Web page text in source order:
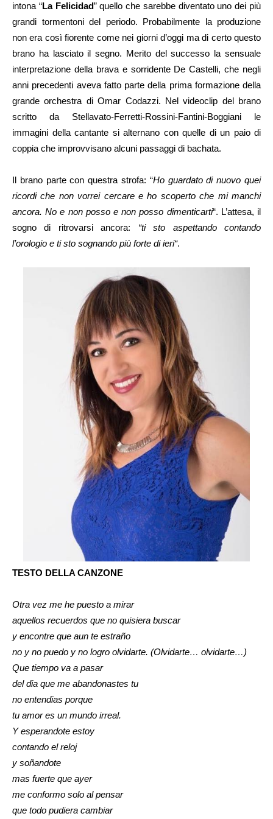
intona “La Felicidad” quello che sarebbe diventato uno dei più
grandi tormentoni del periodo. Probabilmente la produzione
non era così fiorente come nei giorni d’oggi ma di certo questo
brano ha lasciato il segno. Merito del successo la sensuale
interpretazione della brava e sorridente De Castelli, che negli
anni precedenti aveva fatto parte della prima formazione della
grande orchestra di Omar Codazzi. Nel videoclip del brano
scritto da Stellavato-Ferretti-Rossini-Fantini-Boggiani le
immagini della cantante si alternano con quelle di un paio di
coppia che improvvisano alcuni passaggi di bachata.
Il brano parte con questra strofa: “Ho guardato di nuovo quei
ricordi che non vorrei cercare e ho scoperto che mi manchi
ancora.No e non posso e non posso dimenticarti“. L’attesa, il
sogno di ritrovarsi ancora: “ti sto aspettandocontando
l’orologio e ti sto sognando più forte di ieri“.
TESTO DELLA CANZONE
Otra vez me he puesto a mirar
aquellos recuerdos que no quisiera buscar
y encontre que aun te estraño
no y no puedo y no logro olvidarte. (Olvidarte… olvidarte…)
Que tiempo va a pasar
del dia que me abandonastes tu
no entendias porque
tu amor es un mundo irreal.
Y esperandote estoy
contando el reloj
y soñandote
mas fuerte que ayer
me conformo solo al pensar
que todo pudiera cambiar